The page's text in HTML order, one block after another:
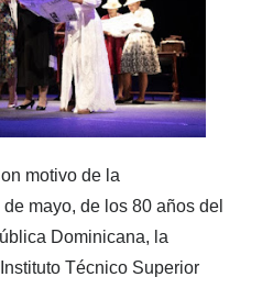
motivo de la
mayo, de los 80 años del
Dominicana, la
Técnico Superior